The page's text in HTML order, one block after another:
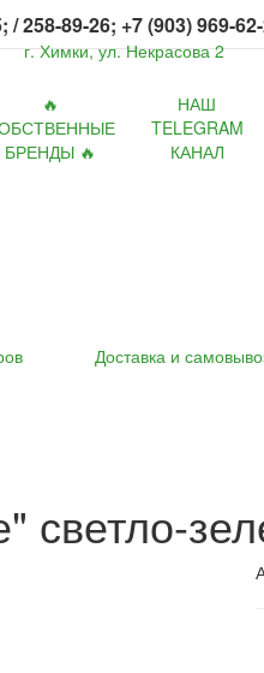
/ 258-89-26; +7 (903) 969-
г. Химки, ул. Некрасова 2
🔥
БРЕНДЫ 🔥
НАШ
TELEGRAM
КАНАЛ
Доставка и
светло-